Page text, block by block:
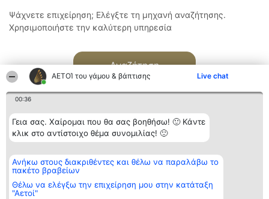
ΑΕΤΟΊ του γάμου & βάπτισης Live chat
00:36
Γεια σας. Χαίρομαι που θα σας βοηθήσω! 🙂 Κάντε
κλικ στο αντίστοιχο θέμα συνομιλίας! 🙂
Ανήκω στους διακριθέντες και θέλω να παραλάβω το
πακέτο βραβείων
Θέλω να ελέγξω την επιχείρηση μου στην κατάταξη
"Αετοί"
Ψάχνετε επιχείρηση; Ελέγξτε τη μηχανή αναζήτησης.
Χρησιμοποιήστε την καλύτερη υπηρεσία
Αναζήτηση
Διοργανωτής της
κατάταξης
BEAUTIFUL COMPANY
ΤΗΛ. ΕΠΙΚΟΙΝΩΝΙΑΣ:
2104128019
Κατάταξη
Διακριθέντες
των
διακριθέντων
Επικοινωνία
Επικοινωνία